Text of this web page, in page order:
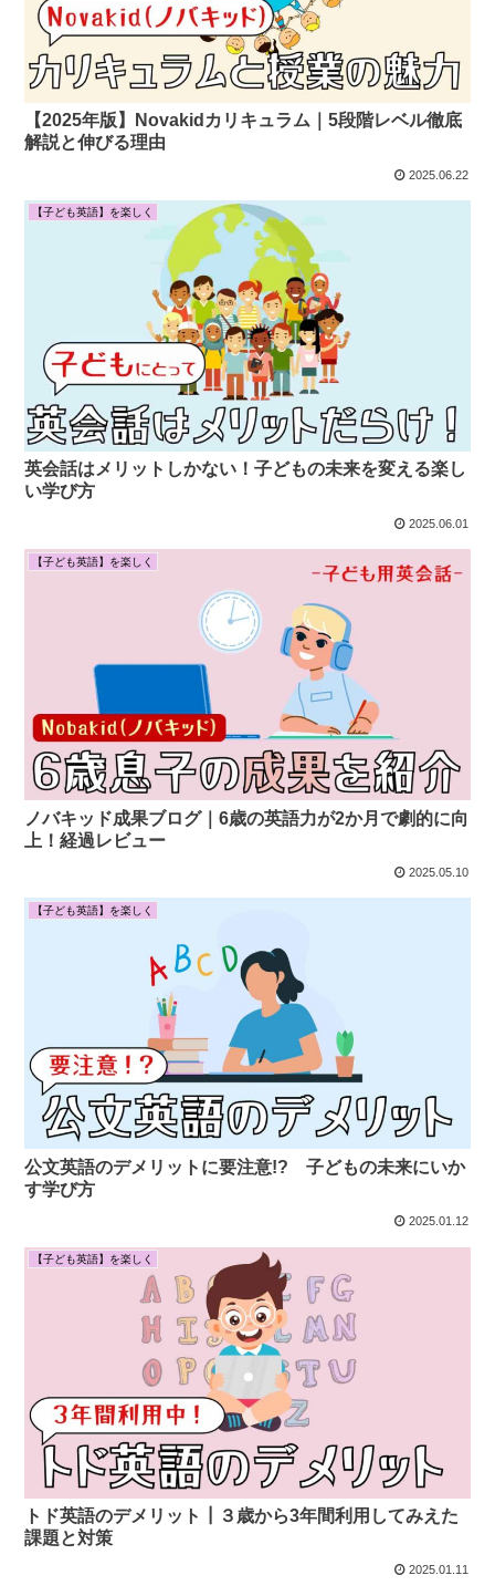
【2025年版】Novakidカリキュラム｜5段階レベル徹底
解説と伸びる理由
2025.06.22
【子ども英語】を楽しく
英会話はメリットしかない！子どもの未来を変える楽し
い学び方
2025.06.01
【子ども英語】を楽しく
ノバキッド成果ブログ｜6歳の英語力が2か月で劇的に向
上！経過レビュー
2025.05.10
【子ども英語】を楽しく
公文英語のデメリットに要注意!? 子どもの未来にいか
す学び方
2025.01.12
【子ども英語】を楽しく
トド英語のデメリット┃３歳から3年間利用してみえた
課題と対策
2025.01.11